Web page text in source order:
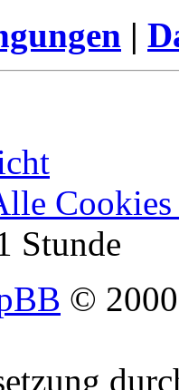
|
Cookies
Stunde
©